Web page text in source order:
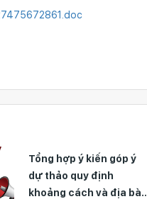
Tổng hợp ý kiến góp ý
dự thảo quy định
khoảng cách và địa bàn